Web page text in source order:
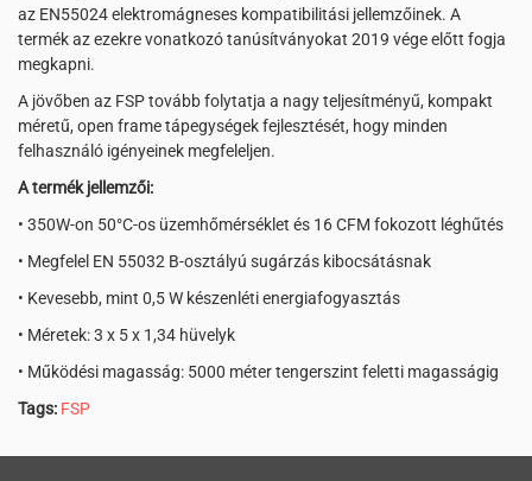
az EN55024 elektromágneses kompatibilitási jellemzőinek. A
termék az ezekre vonatkozó tanúsítványokat 2019 vége előtt fogja
megkapni.
A jövőben az FSP tovább folytatja a nagy teljesítményű, kompakt
méretű, open frame tápegységek fejlesztését, hogy minden
felhasználó igényeinek megfeleljen.
A termék jellemzői:
• 350W-on 50°C-os üzemhőmérséklet és 16 CFM fokozott léghűtés
• Megfelel EN 55032 B-osztályú sugárzás kibocsátásnak
• Kevesebb, mint 0,5 W készenléti energiafogyasztás
• Méretek: 3 x 5 x 1,34 hüvelyk
• Működési magasság: 5000 méter tengerszint feletti magasságig
Tags: FSP